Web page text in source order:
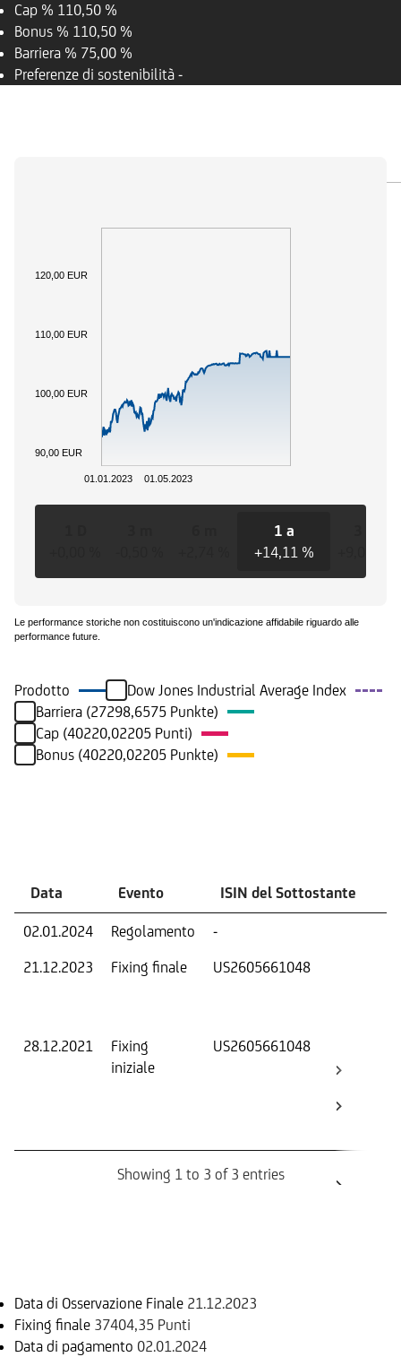
Cap % 110,50 %
Bonus % 110,50 %
Barriera % 75,00 %
Preferenze di sostenibilità -
01.01.2023 01.05.2023
100,00 EUR
120,00 EUR
90,00 EUR
110,00 EUR
1 a
+14,11 %
Le performance storiche non costituiscono un'indicazione affidabile riguardo alle
performance future.
Prodotto
Dow Jones Industrial Average Index
Barriera (27298,6575 Punkte)
Cap (40220,02205 Punti)
Bonus (40220,02205 Punkte)
Data Evento ISIN del Sottostante
02.01.2024 Regolamento -
21.12.2023
Fixing finale US2605661048
28.12.2021
Fixing
iniziale
US2605661048
Showing 1 to 3 of 3 entries
Data di Osservazione Finale 21.12.2023
Fixing finale 37404,35 Punti
Data di pagamento 02.01.2024